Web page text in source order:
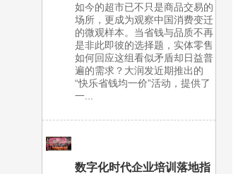
如今的超市已不只是商品交易的
场所，更成为观察中国消费变迁
的微观样本。当省钱与品质不再
是非此即彼的选择题，实体零售
如何回应这组看似矛盾却日益普
遍的需求？大润发近期推出的
“快乐省钱均一价”活动，提供了
一...
数字化时代企业培训落地指